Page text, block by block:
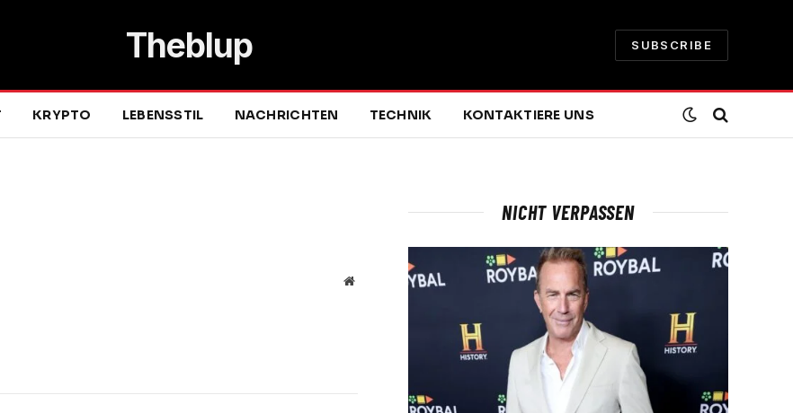
Theblup SUBSCRIBE
KRYPTO LEBENSSTIL NACHRICHTEN TECHNIK KONTAKTIERE UNS
Website
NICHT VERPASSEN